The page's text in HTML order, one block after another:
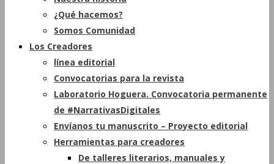
¿Qué hacemos?
Somos Comunidad
Los Creadores
línea editorial
Convocatorias para la revista
Laboratorio Hoguera. Convocatoria permanente
de #NarrativasDigitales
Envíanos tu manuscrito – Proyecto editorial
Herramientas para creadores
De talleres literarios, manuales y